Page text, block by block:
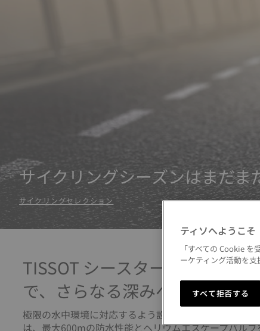
サイクリングシーズンはまだま
サイクリングセレクション
TISSOT シースター 2000 プロ
で、さらなる深みへ
極限の水中環境に対応するよう設計されたシースター
は、最大600mの防水性能とヘリウムエスケープバル
ティソへようこそ
「すべての Cookie
ーケティング活動を
すべて拒否する